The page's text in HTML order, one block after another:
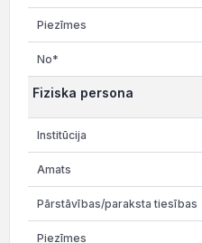
Fiziska persona